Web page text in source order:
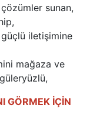
sunan,
iletişimine
mağaza ve
GÖRMEK İÇİN